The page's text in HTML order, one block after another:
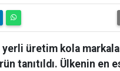
üretim kola
tanıtıldı. Ülkenin en